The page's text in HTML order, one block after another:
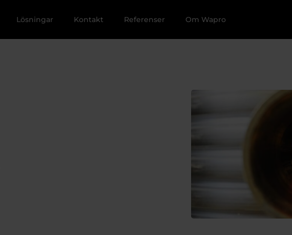
Lösningar Kontakt Referenser Om Wapro